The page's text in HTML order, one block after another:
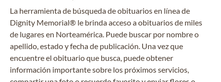
La herramienta de búsqueda de obituarios en línea de
Dignity Memorial® le brinda acceso a obituarios de miles
de lugares en Norteamérica. Puede buscar por nombre o
apellido, estado y fecha de publicación. Una vez que
encuentre el obituario que busca, puede obtener
información importante sobre los próximos servicios,